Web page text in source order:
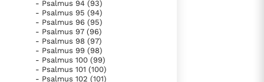
- Psalmus 94 (93)
- Psalmus 95 (94)
- Psalmus 96 (95)
- Psalmus 97 (96)
- Psalmus 98 (97)
- Psalmus 99 (98)
- Psalmus 100 (99)
- Psalmus 101 (100)
- Psalmus 102 (101)